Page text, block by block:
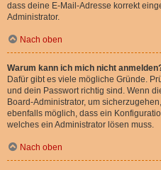
dass deine E-Mail-Adresse korrekt
Administrator.
Nach oben
Warum kann ich mich nicht
Dafür gibt es viele mögliche Gründe.
und dein Passwort richtig sind. Wenn
Board-Administrator, um
ebenfalls möglich, dass ein
welches ein Administrator lösen muss.
Nach oben